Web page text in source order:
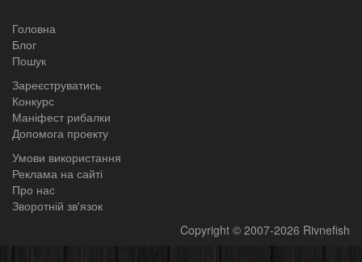
Головна
Блог
Пошук
Зареєструватись
Конкурс
Маніфест рибалки
Допомога проекту
Умови використання
Реклама на сайті
Про нас
Зворотній зв'язок
Copyright © 2007-2026 Rivnefish